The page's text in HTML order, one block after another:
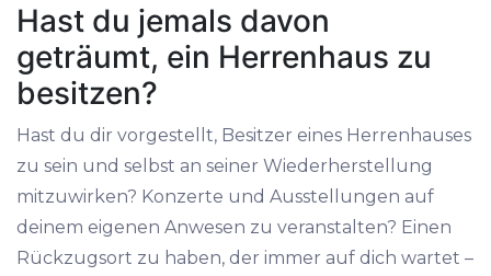
Hast du jemals davon
geträumt, ein Herrenhaus zu
besitzen?
Hast du dir vorgestellt, Besitzer eines Herrenhauses
zu sein und selbst an seiner Wiederherstellung
mitzuwirken? Konzerte und Ausstellungen auf
deinem eigenen Anwesen zu veranstalten? Einen
Rückzugsort zu haben, der immer auf dich wartet –